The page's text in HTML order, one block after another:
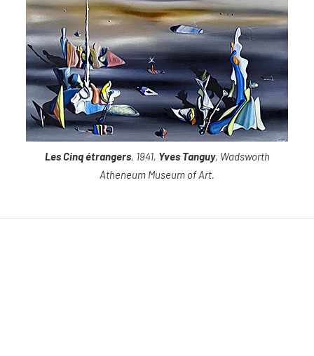
Les Cinq étrangers, 1941, Yves Tanguy, Wadsworth
Atheneum Museum of Art.